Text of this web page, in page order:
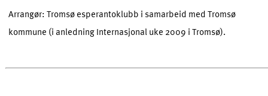
Arrangør: Tromsø esperantoklubb i samarbeid med Tromsø
kommune (i anledning Internasjonal uke 2009 i Tromsø).